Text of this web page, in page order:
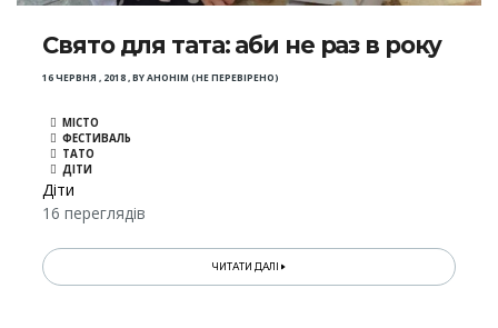
Свято для тата: аби не раз в року
16 ЧЕРВНЯ , 2018,BYАНОНІМ (НЕ ПЕРЕВІРЕНО)
МІСТО
ФЕСТИВАЛЬ
ТАТО
ДІТИ
Діти
16 переглядів
ЧИТАТИ ДАЛІ